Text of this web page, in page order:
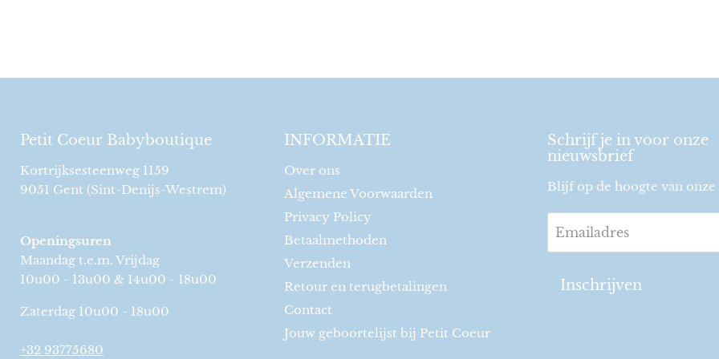
Petit Coeur Babyboutique
Kortrijksesteenweg 1159
9051 Gent (Sint-Denijs-Westrem)
Openingsuren
Maandag t.e.m. Vrijdag
10u00 - 13u00 & 14u00 - 18u00
Zaterdag 10u00 - 18u00
+32 93775680
INFORMATIE
Over ons
Algemene Voorwaarden
Privacy Policy
Betaalmethoden
Verzenden
Retour en terugbetalingen
Contact
Jouw geboortelijst bij Petit Coeur
Schrijf je in voor onze
nieuwsbrief
Blijf op de hoogte van onze
Emailadres
Inschrijven